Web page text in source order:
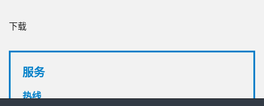
下载
服务
热线